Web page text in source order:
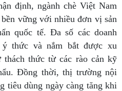
định, ngành chè Việt Nam
vững với nhiều đơn vị sản
quốc tế. Đa số các doanh
ý thức và nắm bắt được xu
thách thức từ các rào cản kỹ
Đồng thời, thị trường nội
tiêu dùng ngày càng tăng khi